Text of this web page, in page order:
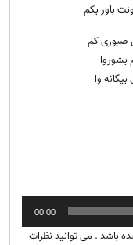
باور بکم
صبوری کم
بشوروا
وا
00:00
باشد . می توانید نظرات